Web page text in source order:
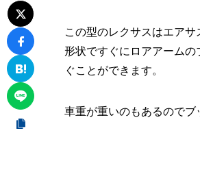
この型のレクサスはエア
形状ですぐにロアアーム
ぐことができます。
車重が重いのもあるのでブ